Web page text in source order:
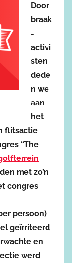
Door
braak
-
activi
sten
dede
n we
aan
het
flitsactie
“The
met zo’n
congres
persoon)
geïrriteerd
en
werd